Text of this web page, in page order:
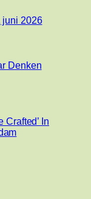
juni 2026
Denken
Crafted’ In